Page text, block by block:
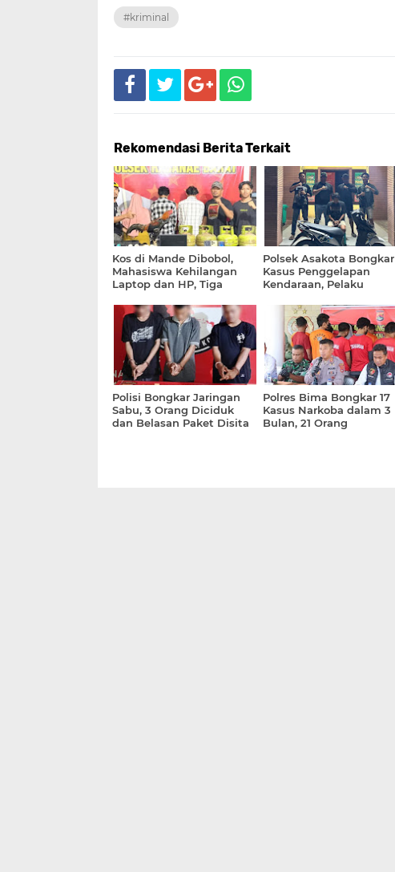
#kriminal
Rekomendasi Berita Terkait
Kos di Mande Dibobol,
Mahasiswa Kehilangan
Laptop dan HP, Tiga
Polsek Asakota Bongkar
Kasus Penggelapan
Kendaraan, Pelaku
Polisi Bongkar Jaringan
Sabu, 3 Orang Diciduk
dan Belasan Paket Disita
Polres Bima Bongkar 17
Kasus Narkoba dalam 3
Bulan, 21 Orang